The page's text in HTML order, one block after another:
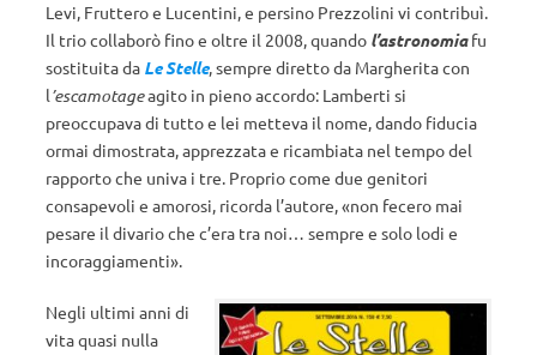
Levi, Fruttero e Lucentini, e persino Prezzolini vi contribuì.
Il trio collaborò fino e oltre il 2008, quando l’astronomiafu
sostituita da Le Stelle, sempre diretto da Margherita con
l’escamotageagito in pieno accordo: Lamberti si
preoccupava di tutto e lei metteva il nome, dando fiducia
ormai dimostrata, apprezzata e ricambiata nel tempo del
rapporto che univa i tre. Proprio come due genitori
consapevoli e amorosi, ricorda l’autore, «non fecero mai
pesare il divario che c’era tra noi… sempre e solo lodi e
incoraggiamenti».
Negli ultimi anni di
vita quasi nulla